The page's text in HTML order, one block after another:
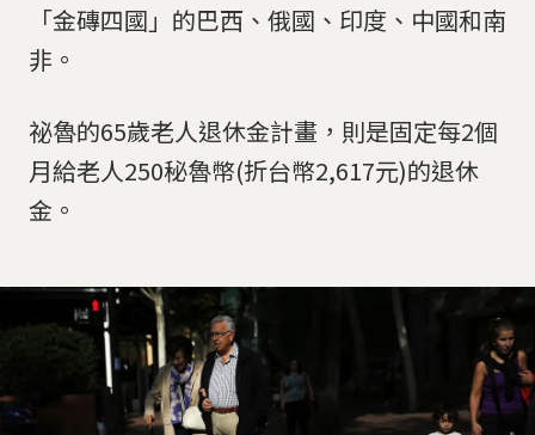
「金磚四國」的巴西、俄國、印度、中國和南
非。
祕魯的65歲老人退休金計畫，則是固定每2個
月給老人250秘魯幣(折台幣2,617元)的退休
金。